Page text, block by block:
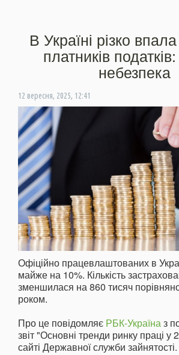
В Україні різко впала
платників
небезпека
12 вересня, 2025, 12:41
Офіційно працевлаштованих в
майже на 10%. Кількість
зменшилася на 860 тисяч
роком.
Про це повідомляє РБК-Україназ
звіт "Основні тренди ринку праці у
сайті Державної служби зайнятості.